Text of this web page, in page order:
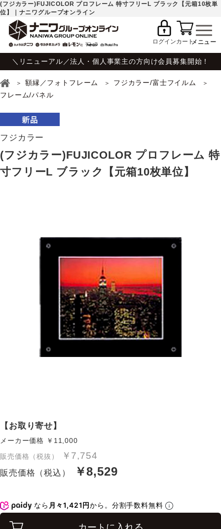
(フジカラー)FUJICOLOR プロフレーム 特寸フリーL ブラック【元箱10枚単
位】｜ナニワグループオンライン
ログインカート
＼リニューアル／法人・個人事業主の方向け会員募集開始！
額縁／フォトフレーム
フジカラー/富士フイルム
フレーム/パネル
フジカラー
(フジカラー)FUJICOLOR プロフレーム 特
寸フリーL ブラック【元箱10枚単位】
【お取り寄せ】
メーカー価格 ￥11,000
販売価格（税抜）
￥7,754
販売価格（税込） ￥8,529
なら 月々1,421円から。分割手数料無料